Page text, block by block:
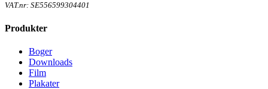
VAT.nr: SE556599304401
Produkter
Boger
Downloads
Film
Plakater